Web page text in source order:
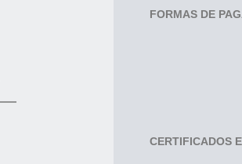
FORMAS DE
CERTIFICADOS